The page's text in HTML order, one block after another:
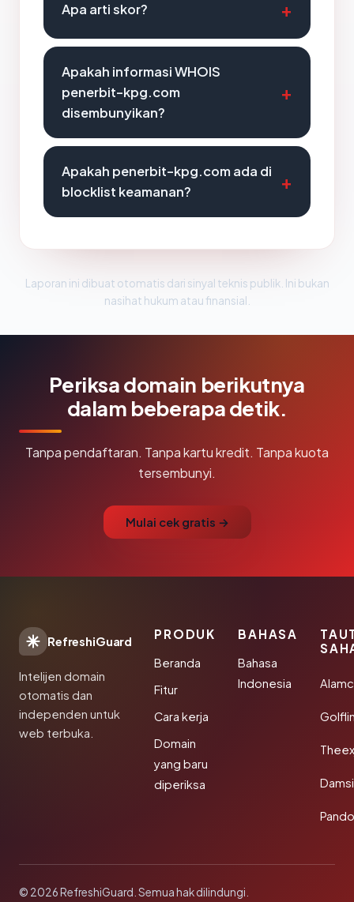
Apa arti skor?
Apakah informasi WHOIS
penerbit-kpg.com
disembunyikan?
Apakah penerbit-kpg.com ada di
blocklist keamanan?
Laporan ini dibuat otomatis dari sinyal teknis publik. Ini bukan
nasihat hukum atau finansial.
Periksa domain berikutnya
dalam beberapa detik.
Tanpa pendaftaran. Tanpa kartu kredit. Tanpa kuota
tersembunyi.
Mulai cek gratis →
RefreshiGuard
Intelijen domain
otomatis dan
independen untuk
web terbuka.
PRODUK
Beranda
Fitur
Cara kerja
Domain
yang baru
diperiksa
BAHASA
Bahasa
Indonesia
© 2026 RefreshiGuard. Semua hak dilindungi.